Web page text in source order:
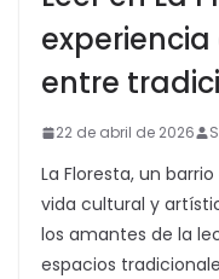
entre
22 de abril de 2026
La Floresta, un
vida cultural y
los amantes de la
espacios